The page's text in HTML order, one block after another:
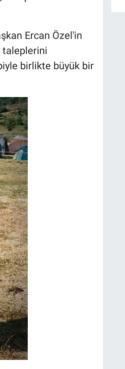
Ercan Özel'in
taleplerini
birlikte büyük bir